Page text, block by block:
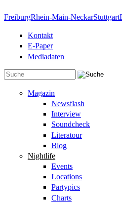
FreiburgRhein-Main-NeckarStuttgart
Kontakt
E-Paper
Mediadaten
Magazin
Newsflash
Interview
Soundcheck
Literatour
Blog
Nightlife
Events
Locations
Partypics
Charts